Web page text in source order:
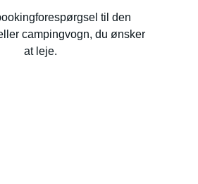
til den
campingvogn, du ønsker
at leje.